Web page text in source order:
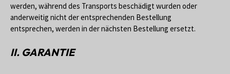
werden, während des Transports beschädigt wurden oder
anderweitig nicht der entsprechenden Bestellung
entsprechen, werden in der nächsten Bestellung ersetzt.
II. GARANTIE